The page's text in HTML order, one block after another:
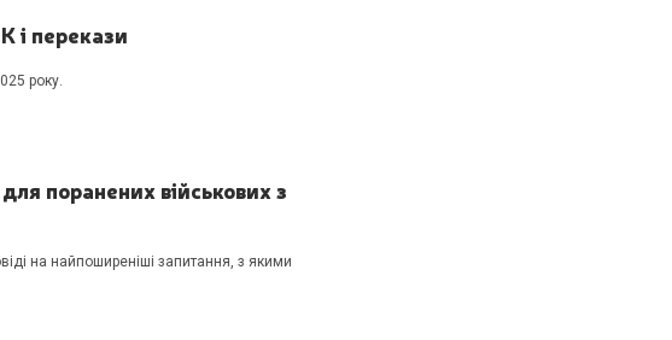
і перекази
року.
поранених військових з
на найпоширеніші запитання, з якими